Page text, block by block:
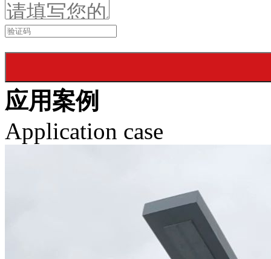
应用案例
Application case